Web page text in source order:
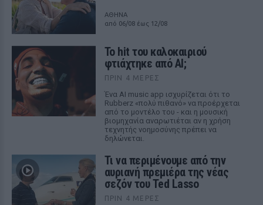
ΑΘΗΝΑ
από 06/08 έως 12/08
Το hit του καλοκαιριού
φτιάχτηκε από AI;
ΠΡΙΝ 4 ΜΈΡΕΣ
Ένα AI music app ισχυρίζεται ότι το
Rubberz «πολύ πιθανό» να προέρχεται
από το μοντέλο του - και η μουσική
βιομηχανία αναρωτιέται αν η χρήση
τεχνητής νοημοσύνης πρέπει να
δηλώνεται.
Τι να περιμένουμε από την
αυριανή πρεμιέρα της νέας
σεζόν του Ted Lasso
ΠΡΙΝ 4 ΜΈΡΕΣ